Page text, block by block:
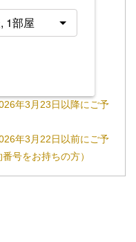
年3月23日以降にご予
年3月22日以前にご予
号をお持ちの方）